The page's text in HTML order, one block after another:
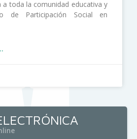
a toda la comunidad educativa y
de Participación Social en